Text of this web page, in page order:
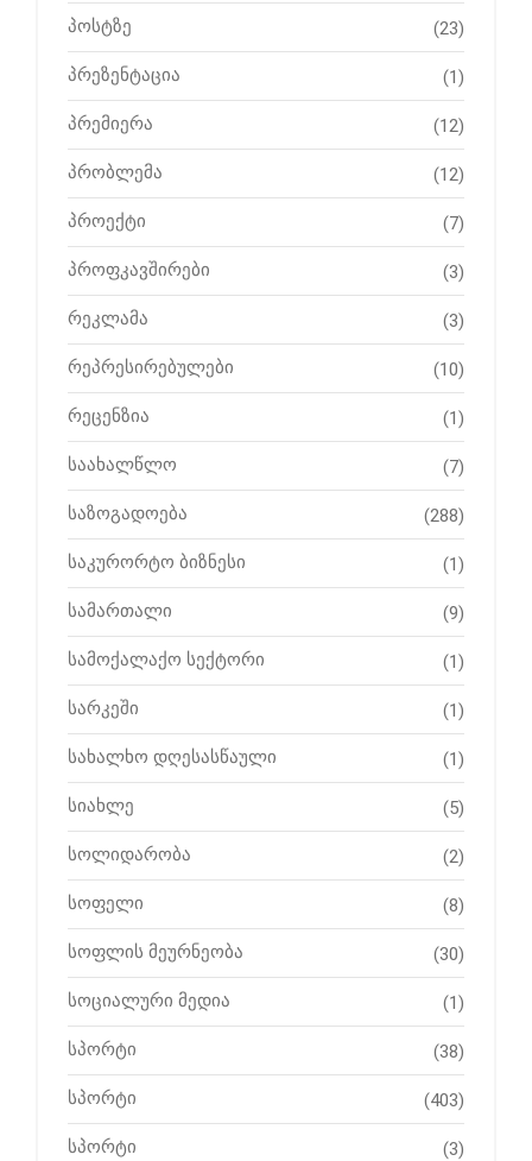
პოსტზე (23)
პრეზენტაცია (1)
პრემიერა (12)
პრობლემა (12)
პროექტი (7)
პროფკავშირები (3)
რეკლამა (3)
რეპრესირებულები (10)
რეცენზია (1)
საახალწლო (7)
საზოგადოება (288)
საკურორტო ბიზნესი (1)
სამართალი (9)
სამოქალაქო სექტორი (1)
სარკეში (1)
სახალხო დღესასწაული (1)
სიახლე (5)
სოლიდარობა (2)
სოფელი (8)
სოფლის მეურნეობა (30)
სოციალური მედია (1)
სპორტი (38)
სპორტი (403)
სპორტი (3)